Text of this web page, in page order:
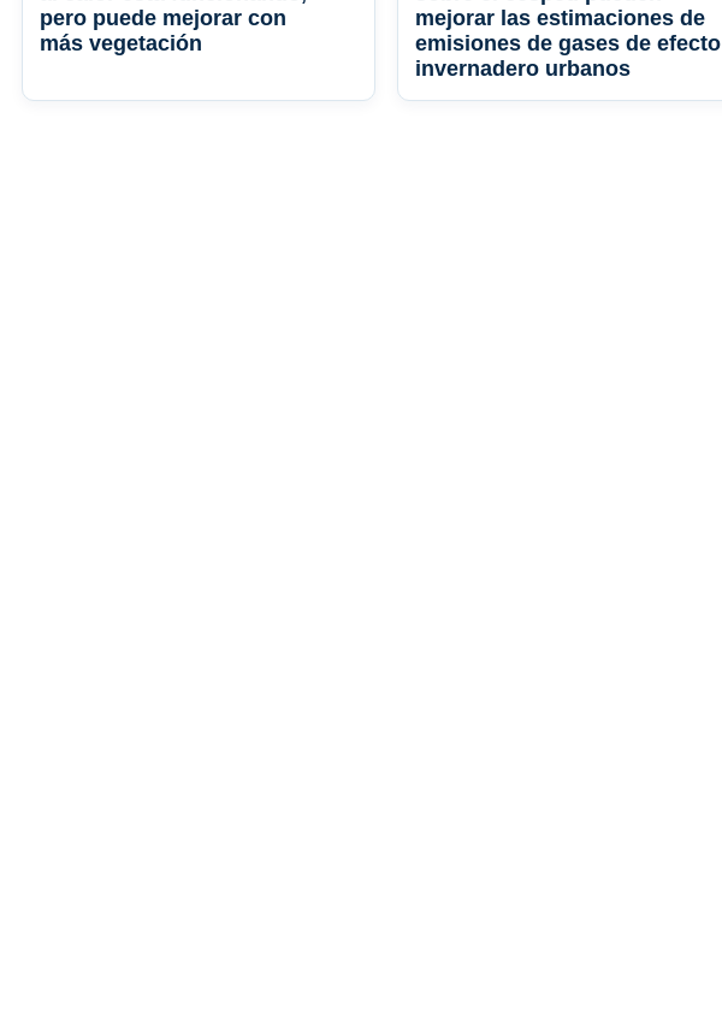
pero puede mejorar con
más vegetación
mejorar las estimaciones de
emisiones de gases de efecto
invernadero urbanos